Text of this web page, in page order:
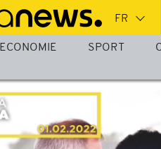
ECONOMIE SPORT